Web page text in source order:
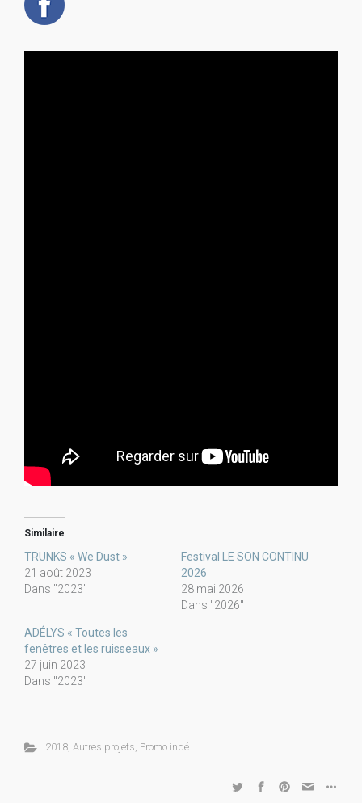
Similaire
TRUNKS « We Dust »
21 août 2023
Dans "2023"
Festival LE SON CONTINU
2026
28 mai 2026
Dans "2026"
ADÉLYS « Toutes les
fenêtres et les ruisseaux »
27 juin 2023
Dans "2023"
2018, Autres projets, Promo indé